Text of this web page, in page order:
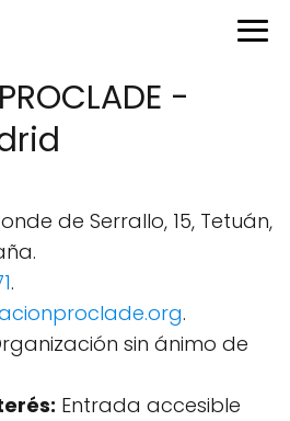
-
de Serrallo, 15, Tetuán,
.
.
sin ánimo de
Entrada accesible